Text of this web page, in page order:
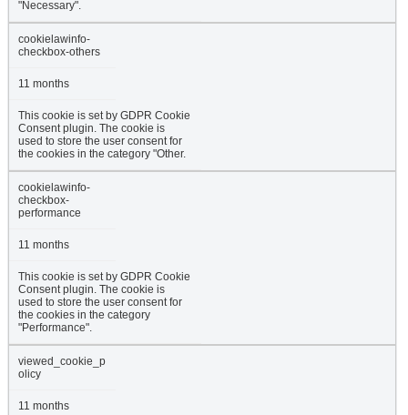
"Necessary".
cookielawinfo-
checkbox-others
11 months
This cookie is set by GDPR Cookie
Consent plugin. The cookie is
used to store the user consent for
the cookies in the category "Other.
cookielawinfo-
checkbox-
performance
11 months
This cookie is set by GDPR Cookie
Consent plugin. The cookie is
used to store the user consent for
the cookies in the category
"Performance".
viewed_cookie_p
olicy
11 months